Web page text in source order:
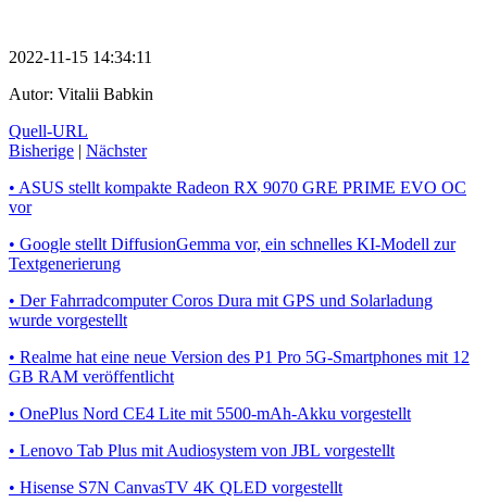
2022-11-15 14:34:11
Autor: Vitalii Babkin
Quell-URL
Bisherige | Nächster
• ASUS stellt kompakte Radeon RX 9070 GRE PRIME EVO OC
vor
• Google stellt DiffusionGemma vor, ein schnelles KI-Modell zur
Textgenerierung
• Der Fahrradcomputer Coros Dura mit GPS und Solarladung
wurde vorgestellt
• Realme hat eine neue Version des P1 Pro 5G-Smartphones mit 12
GB RAM veröffentlicht
• OnePlus Nord CE4 Lite mit 5500-mAh-Akku vorgestellt
• Lenovo Tab Plus mit Audiosystem von JBL vorgestellt
• Hisense S7N CanvasTV 4K QLED vorgestellt